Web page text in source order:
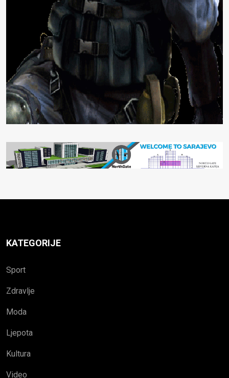
KATEGORIJE
Sport
Zdravlje
Moda
Ljepota
Kultura
Video